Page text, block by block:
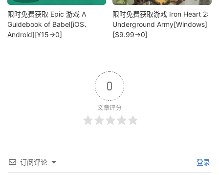
限时免费获取 Epic 游戏 A
Guidebook of Babel[iOS、
Android][¥15→0]
限时免费获取游戏 Iron Heart 2:
Underground Army[Windows]
[$9.99→0]
0
文章评分
订阅评论 登录